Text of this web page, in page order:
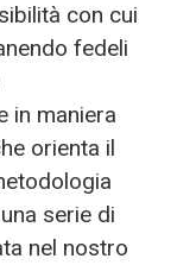
con cui
fedeli
in maniera
orienta il
serie di
nel nostro